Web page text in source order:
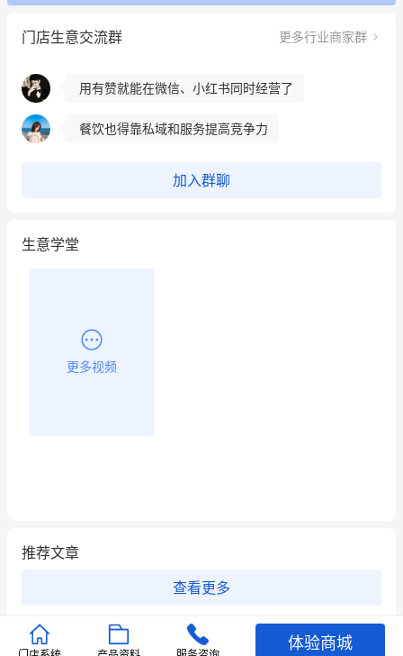
门店生意交流群 更多行业商家群
这个营销策划案例推荐大家看一下
用有赞就能在微信、小红书同时经营了
餐饮也得靠私域和服务提高竞争力
昨晚的直播课程太好啦❤️
加入群聊
生意学堂
更多视频
推荐文章
查看更多
店铺护航 有赞安心入驻 服务中断赔偿102.4倍
体验商城